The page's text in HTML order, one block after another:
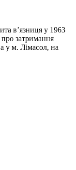
в’язниця у 1963
затримання
у м. Лімасол, на